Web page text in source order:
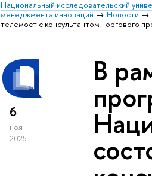
Национальный исследовательский
менеджмента инноваций
Новости
телемост с консультантом Торгового
6
ноя
2025
В